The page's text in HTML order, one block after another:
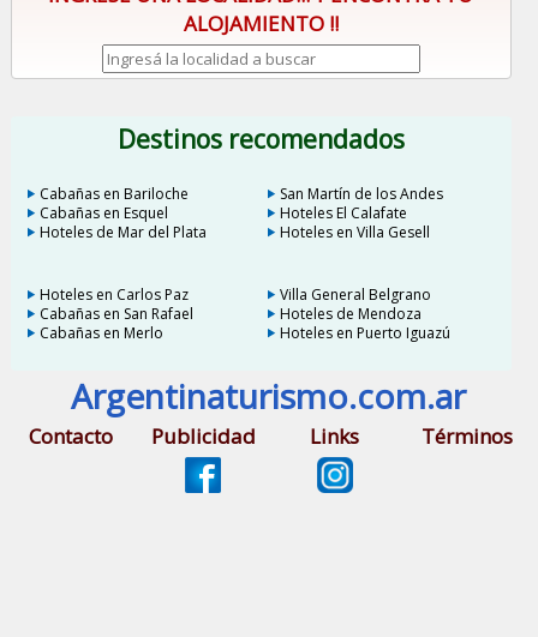
ALOJAMIENTO !!
Destinos recomendados
Cabañas en Bariloche
San Martín de los Andes
Cabañas en Esquel
Hoteles El Calafate
Hoteles de Mar del Plata
Hoteles en Villa Gesell
Hoteles en Carlos Paz
Villa General Belgrano
Cabañas en San Rafael
Hoteles de Mendoza
Cabañas en Merlo
Hoteles en Puerto Iguazú
Argentinaturismo.com.ar
Contacto Publicidad Links Términos